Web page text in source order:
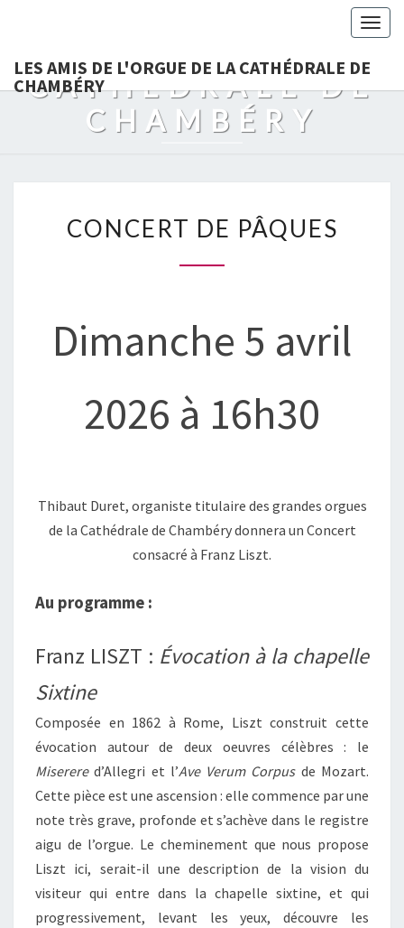
LES AMIS DE L'ORGUE DE LA CATHÉDRALE DE
CHAMBÉRY
L'ORGUE DE LA
CATHÉDRALE DE
CHAMBÉRY
DE
CONCERT DE PÂQUES
Dimanche 5 avril
2026 à 16h30
Thibaut Duret, organiste titulaire des grandes orgues
de la Cathédrale de Chambéry donnera un Concert
consacré à Franz Liszt.
Au programme :
Franz LISZT : Évocation à la chapelle
Sixtine
Composée en 1862 à Rome, Liszt construit cette
évocation autour de deux oeuvres célèbres : le
Miserered’Allegri et l’Ave Verum Corpusde Mozart.
Cette pièce est une ascension : elle commence par une
note très grave, profonde et s’achève dans le registre
aigu de l’orgue. Le cheminement que nous propose
Liszt ici, serait-il une description de la vision du
visiteur qui entre dans la chapelle sixtine, et qui
progressivement, levant les yeux, découvre les